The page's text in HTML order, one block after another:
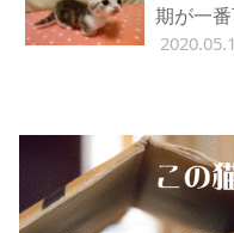
期が一